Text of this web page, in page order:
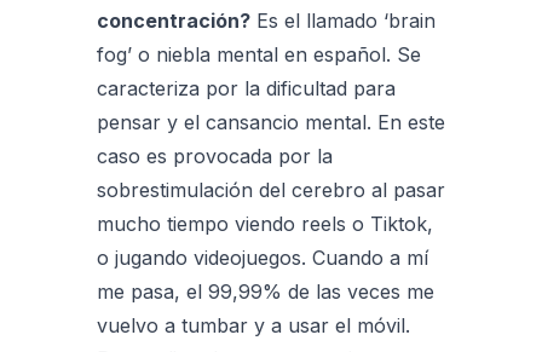
concentración? Es el llamado ‘brain
fog’ o niebla mental en español. Se
caracteriza por la dificultad para
pensar y el cansancio mental. En este
caso es provocada por la
sobrestimulación del cerebro al pasar
mucho tiempo viendo reels o Tiktok,
o jugando videojuegos. Cuando a mí
me pasa, el 99,99% de las veces me
vuelvo a tumbar y a usar el móvil.